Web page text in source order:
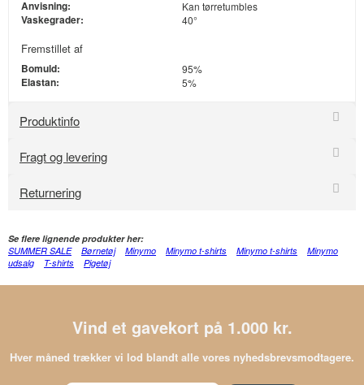
Anvisning: Kan tørretumbles
Vaskegrader: 40°
Fremstillet af
Bomuld: 95%
Elastan: 5%
Produktinfo
Fragt og levering
Returnering
Se flere lignende produkter her:
SUMMER SALE
Børnetøj Minymo Minymo t-shirts Minymo t-shirts
Minymo
udsalg
T-shirts Pigetøj
Vind et gavekort på 1.000 kr.
Hver måned trækker vi lod blandt alle vores nyhedsbrevsmodtagere.